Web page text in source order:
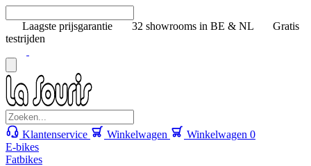
Laagste prijsgarantie 32 showrooms in BE & NL
Gratis
testrijden
Klantenservice Winkelwagen Winkelwagen 0
E-bikes
Fatbikes